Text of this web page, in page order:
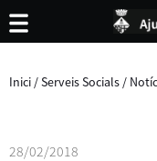
Inici /Serveis Socials /
28/02/2018